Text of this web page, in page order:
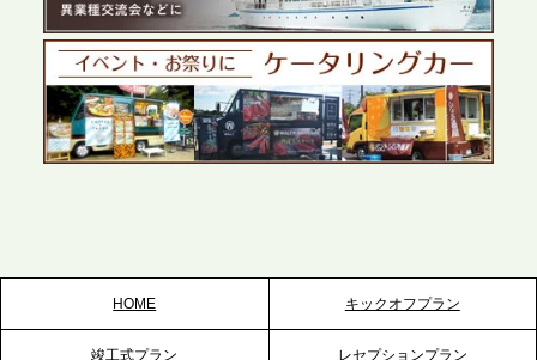
テーブル、千葉本社を新設。幕張・舞浜の大型イベ
ントから主要都市の社内懇親会まで、現地拠点を活
かしたスムーズな対応を展開
2026.5.22
2026.5.20
HOME キックオフプラン
竣工式プラン レセプションプラン